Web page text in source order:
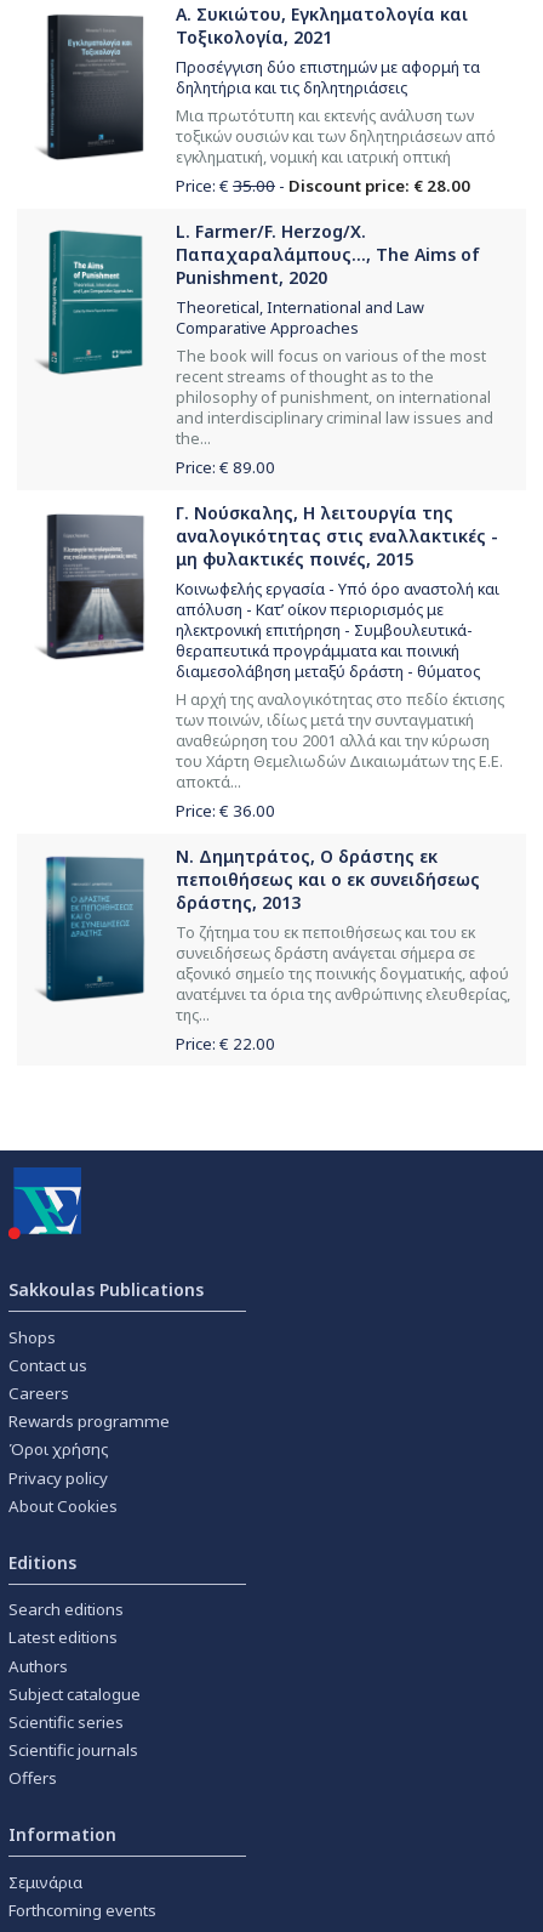
Α. Συκιώτου, Εγκληματολογία και
Τοξικολογία, 2021
Προσέγγιση δύο επιστημών με αφορμή τα
δηλητήρια και τις δηλητηριάσεις
Μια πρωτότυπη και εκτενής ανάλυση των
τοξικών ουσιών και των δηλητηριάσεων από
εγκληματική, νομική και ιατρική οπτική
Price: € 35.00 - Discount price: € 28.00
L. Farmer/F. Herzog/Χ.
Παπαχαραλάμπους..., The Aims of
Punishment, 2020
Theoretical, International and Law
Comparative Approaches
The book will focus on various of the most
recent streams of thought as to the
philosophy of punishment, on international
and interdisciplinary criminal law issues and
the...
Price: € 89.00
Γ. Νούσκαλης, Η λειτουργία της
αναλογικότητας στις εναλλακτικές -
μη φυλακτικές ποινές, 2015
Κοινωφελής εργασία - Υπό όρο αναστολή και
απόλυση - Κατ’ οίκον περιορισμός με
ηλεκτρονική επιτήρηση - Συμβουλευτικά-
θεραπευτικά προγράμματα και ποινική
διαμεσολάβηση μεταξύ δράστη - θύματος
Η αρχή της αναλογικότητας στο πεδίο έκτισης
των ποινών, ιδίως μετά την συνταγματική
αναθεώρηση του 2001 αλλά και την κύρωση
του Χάρτη Θεμελιωδών Δικαιωμάτων της Ε.Ε.
αποκτά...
Price: € 36.00
Ν. Δημητράτος, Ο δράστης εκ
πεποιθήσεως και ο εκ συνειδήσεως
δράστης, 2013
Το ζήτημα του εκ πεποιθήσεως και του εκ
συνειδήσεως δράστη ανάγεται σήμερα σε
αξονικό σημείο της ποινικής δογματικής, αφού
ανατέμνει τα όρια της ανθρώπινης ελευθερίας,
της...
Price: € 22.00
Sakkoulas Publications
Shops
Contact us
Careers
Rewards programme
Όροι χρήσης
Privacy policy
About Cookies
Editions
Search editions
Latest editions
Authors
Subject catalogue
Scientific series
Scientific journals
Offers
Information
Σεμινάρια
Forthcoming events